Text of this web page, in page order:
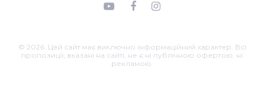
© 2026. Цей сайт має виключно інформаційний характер. Всі
пропозиції, вказані на сайті, не є ні публічною офертою, ні
рекламою.